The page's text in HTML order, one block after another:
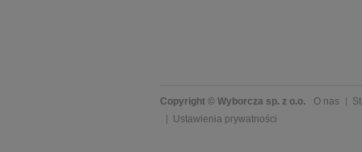
Copyright © Wyborcza sp. z o.o. O nas
Ustawienia prywatności